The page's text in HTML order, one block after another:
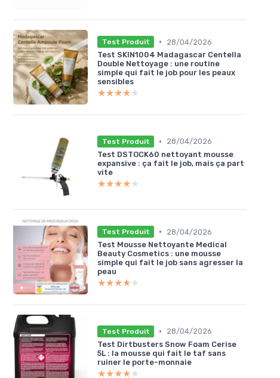
Test Produit •
28/04/2026
Test SKIN1004 Madagascar Centella
Double Nettoyage : une routine
simple qui fait le job pour les peaux
sensibles
★★★★★
★★★★★
Test Produit •
28/04/2026
Test DSTOCK60 nettoyant mousse
expansive : ça fait le job, mais ça part
vite
★★★★★
★★★★★
Test Produit •
28/04/2026
Test Mousse Nettoyante Medical
Beauty Cosmetics : une mousse
simple qui fait le job sans agresser la
peau
★★★★★
★★★★★
Test Produit •
28/04/2026
Test Dirtbusters Snow Foam Cerise
5L : la mousse qui fait le taf sans
ruiner le porte-monnaie
★★★★★
★★★★★